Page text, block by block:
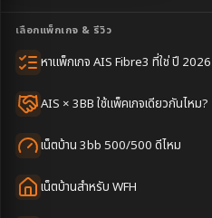
เลือกแพ็กเกจ & รีวิว
หาแพ็กเกจ AIS Fibre3 ที่ใช่ ปี 2026
AIS × 3BB ใช้แพ็คเกจเดียวกันไหม?
เน็ตบ้าน 3bb 500/500 ดีไหม
เน็ตบ้านสำหรับ WFH
รับติ
อำเภ